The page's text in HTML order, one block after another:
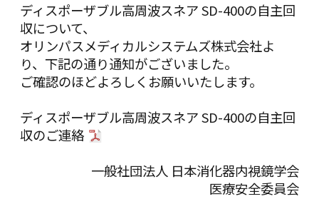
ディスポーザブル高周波スネア SD-400の自主回
収について、
オリンパスメディカルシステムズ株式会社よ
り、下記の通り通知がございました。
ご確認のほどよろしくお願いいたします。
ディスポーザブル高周波スネア SD-400の自主回
収のご連絡
一般社団法人 日本消化器内視鏡学会
医療安全委員会